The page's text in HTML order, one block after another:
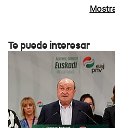
Te puede interesar